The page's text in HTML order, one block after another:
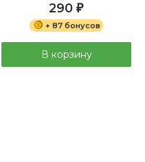
290 ₽
+ 87 бонусов
В корзину